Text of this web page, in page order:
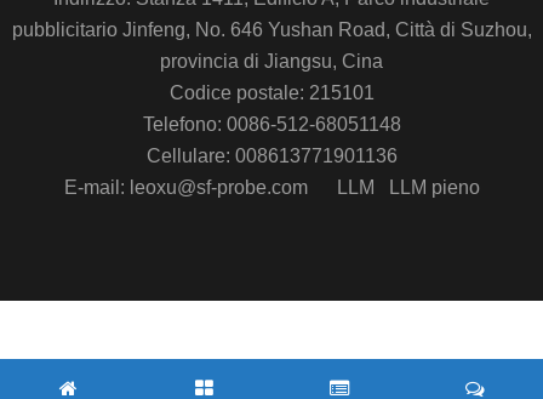
pubblicitario Jinfeng, No. 646 Yushan Road, Città di Suzhou,
provincia di Jiangsu, Cina
Codice postale: 215101
Telefono: 0086-512-68051148
Cellulare: 008613771901136
E-mail: leoxu@sf-probe.com
LLM LLM pieno